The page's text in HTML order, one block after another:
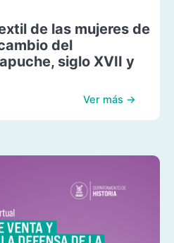
de las mujeres de
del
siglo XVII y
Ver más →